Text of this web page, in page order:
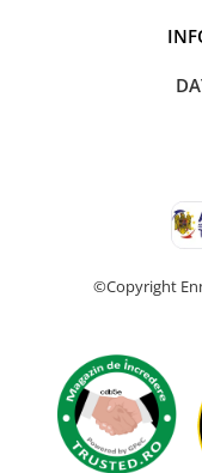
©Copyright